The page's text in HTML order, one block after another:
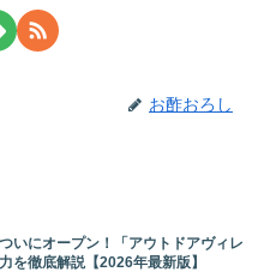
お酢おろし
いにオープン！「アウトドアヴィレ
を徹底解説【2026年最新版】